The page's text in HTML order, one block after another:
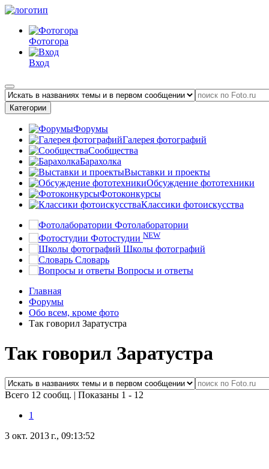
Фотогора
Вход
Категории
Форумы
Галерея фотографий
Сообщества
Барахолка
Выставки и проекты
Обсуждение фототехники
Фотоконкурсы
Классики фотоискусства
Фотолаборатории
Фотостудии NEW
Школы фотографий
Словарь
Вопросы и ответы
Главная
Форумы
Обо всем, кроме фото
Так говорил Заратустра
Так говорил Заратустра
Всего 12 сообщ. | Показаны 1 - 12
1
3 окт. 2013 г., 09:13:52